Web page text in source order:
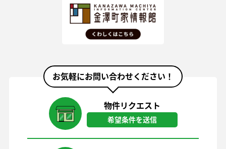
お気軽にお問い合わせください！
物件リクエスト
希望条件を送信